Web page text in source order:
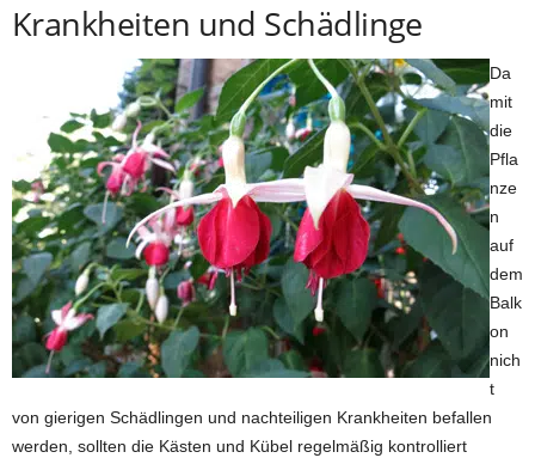
Krankheiten und Schädlinge
Da
mit
die
Pfla
nze
n
auf
dem
Balk
on
nich
t
von gierigen Schädlingen und nachteiligen Krankheiten befallen
werden, sollten die Kästen und Kübel regelmäßig kontrolliert